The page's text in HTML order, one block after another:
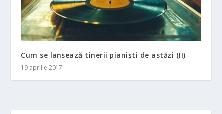
Cum se lansează tinerii pianiști de astăzi (II)
19 aprilie 2017